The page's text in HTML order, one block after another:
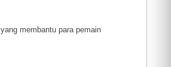
membantu para pemain